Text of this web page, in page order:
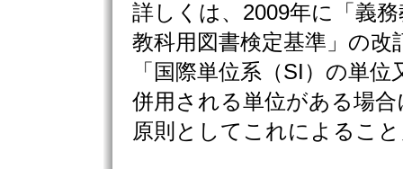
詳しくは、2009年に「義
教科用図書検定基準」の改
「国際単位系（SI）の単位
併用される単位がある場合
原則としてこれによるこ